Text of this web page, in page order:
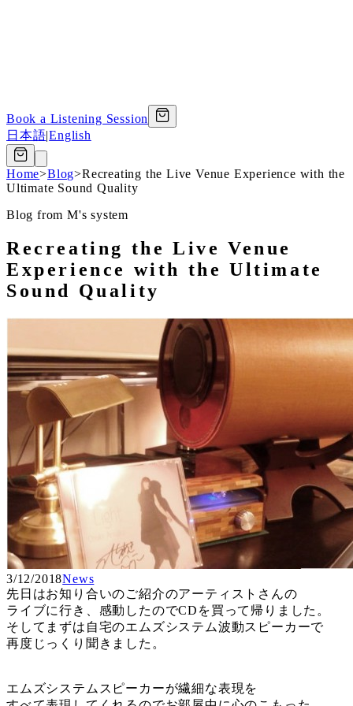
Book a Listening Session
日本語|English
Home>Blog>Recreating the Live Venue Experience with the
Ultimate Sound Quality
Blog from M's system
Recreating the Live Venue
Experience with the Ultimate
Sound Quality
3/12/2018News
先日はお知り合いのご紹介のアーティストさんの
ライブに行き、感動したのでCDを買って帰りました。
そしてまずは自宅のエムズシステム波動スピーカーで
再度じっくり聞きました。
エムズシステムスピーカーが繊細な表現を